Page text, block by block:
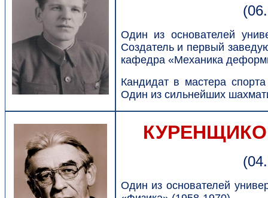
Один из основателей
Создатель и первый
кафедра «Механика
Кандидат в мастера
Один из сильнейших
Один из основателей